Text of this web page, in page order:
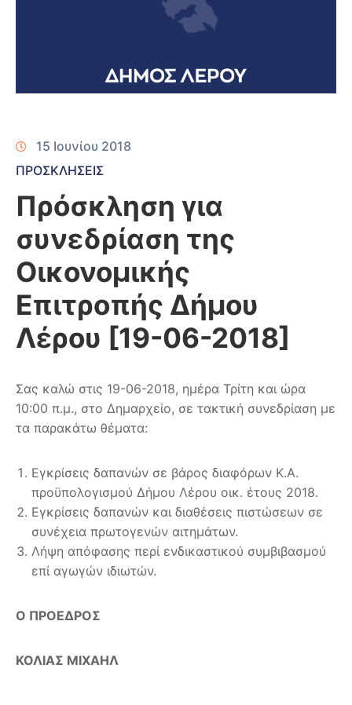
15 Ιουνίου 2018
ΠΡΟΣΚΛΗΣΕΙΣ
Πρόσκληση για
συνεδρίαση της
Οικονομικής
Επιτροπής Δήμου
Λέρου [19-06-2018]
Σας καλώ στις 19-06-2018, ημέρα Τρίτη και ώρα
10:00 π.μ., στο Δημαρχείο, σε τακτική συνεδρίαση με
τα παρακάτω θέματα:
Εγκρίσεις δαπανών σε βάρος διαφόρων Κ.Α.
προϋπολογισμού Δήμου Λέρου οικ. έτους 2018.
Εγκρίσεις δαπανών και διαθέσεις πιστώσεων σε
συνέχεια πρωτογενών αιτημάτων.
Λήψη απόφασης περί ενδικαστικού συμβιβασμού
επί αγωγών ιδιωτών.
Ο ΠΡΟΕΔΡΟΣ
ΚΟΛΙΑΣ ΜΙΧΑΗΛ